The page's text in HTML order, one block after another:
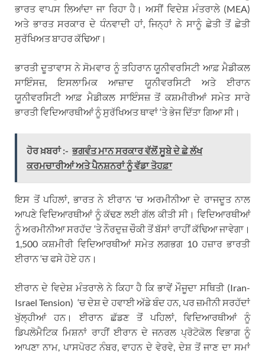
ਭਾਰਤ ਵਾਪਸ ਲਿਆਂਦਾ ਜਾ ਰਿਹਾ ਹੈ। ਅਸੀਂ ਵਿਦੇਸ਼ ਮੰਤਰਾਲੇ (MEA)
ਅਤੇ ਭਾਰਤ ਸਰਕਾਰ ਦੇ ਧੰਨਵਾਦੀ ਹਾਂ, ਜਿਨ੍ਹਾਂ ਨੇ ਸਾਨੂੰ ਛੇਤੀ ਤੋਂ ਛੇਤੀ
ਸੁਰੱਖਿਅਤ ਬਾਹਰ ਕੱਢਿਆ।
ਭਾਰਤੀ ਦੂਤਾਵਾਸ ਨੇ ਸੋਮਵਾਰ ਨੂੰ ਤਹਿਰਾਨ ਯੂਨੀਵਰਸਿਟੀ ਆਫ਼ ਮੈਡੀਕਲ
ਸਾਇੰਸਜ਼, ਇਸਲਾਮਿਕ ਆਜ਼ਾਦ ਯੂਨੀਵਰਸਿਟੀ ਅਤੇ ਈਰਾਨ
ਯੂਨੀਵਰਸਿਟੀ ਆਫ਼ ਮੈਡੀਕਲ ਸਾਇੰਸਜ਼ ਤੋਂ ਕਸ਼ਮੀਰੀਆਂ ਸਮੇਤ ਸਾਰੇ
ਭਾਰਤੀ ਵਿਦਿਆਰਥੀਆਂ ਨੂੰ ਸੁਰੱਖਿਅਤ ਥਾਵਾਂ ‘ਤੇ ਭੇਜ ਦਿੱਤਾ ਗਿਆ ਸੀ।
ਹੋਰ ਖ਼ਬਰਾਂ :- ਭਗਵੰਤ ਮਾਨ ਸਰਕਾਰ ਵੱਲੋਂ ਸੂਬੇ ਦੇ ਛੇ ਲੱਖ
ਕਰਮਚਾਰੀਆਂ ਅਤੇ ਪੈਨਸ਼ਨਰਾਂ ਨੂੰ ਵੱਡਾ ਤੋਹਫ਼ਾ
ਇਸ ਤੋਂ ਪਹਿਲਾਂ, ਭਾਰਤ ਨੇ ਈਰਾਨ ‘ਚ ਅਰਮੀਨੀਆ ਦੇ ਰਾਜਦੂਤ ਨਾਲ
ਆਪਣੇ ਵਿਦਿਆਰਥੀਆਂ ਨੂੰ ਕੱਢਣ ਲਈ ਗੱਲ ਕੀਤੀ ਸੀ। ਵਿਦਿਆਰਥੀਆਂ
ਨੂੰ ਅਰਮੀਨੀਆ ਸਰਹੱਦ ‘ਤੇ ਨੌਰਦੁਜ਼ ਚੌਕੀ ਤੋਂ ਬੱਸਾਂ ਰਾਹੀਂ ਕੱਢਿਆ ਜਾਵੇਗਾ।
1,500 ਕਸ਼ਮੀਰੀ ਵਿਦਿਆਰਥੀਆਂ ਸਮੇਤ ਲਗਭਗ 10 ਹਜ਼ਾਰ ਭਾਰਤੀ
ਈਰਾਨ ‘ਚ ਫਸੇ ਹੋਏ ਹਨ।
ਈਰਾਨ ਦੇ ਵਿਦੇਸ਼ ਮੰਤਰਾਲੇ ਨੇ ਕਿਹਾ ਹੈ ਕਿ ਭਾਵੇਂ ਮੌਜੂਦਾ ਸਥਿਤੀ (Iran-
Israel Tension) ‘ਚ ਦੇਸ਼ ਦੇ ਹਵਾਈ ਅੱਡੇ ਬੰਦ ਹਨ, ਪਰ ਜ਼ਮੀਨੀ ਸਰਹੱਦਾਂ
ਖੁੱਲ੍ਹੀਆਂ ਹਨ। ਈਰਾਨ ਛੱਡਣ ਤੋਂ ਪਹਿਲਾਂ, ਵਿਦਿਆਰਥੀਆਂ ਨੂੰ
ਡਿਪਲੋਮੈਟਿਕ ਮਿਸ਼ਨਾਂ ਰਾਹੀਂ ਈਰਾਨ ਦੇ ਜਨਰਲ ਪ੍ਰੋਟੋਕੋਲ ਵਿਭਾਗ ਨੂੰ
ਆਪਣਾ ਨਾਮ, ਪਾਸਪੋਰਟ ਨੰਬਰ, ਵਾਹਨ ਦੇ ਵੇਰਵੇ, ਦੇਸ਼ ਤੋਂ ਜਾਣ ਦਾ ਸਮਾਂ